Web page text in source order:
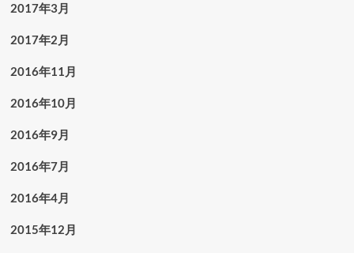
2017年3月
2017年2月
2016年11月
2016年10月
2016年9月
2016年7月
2016年4月
2015年12月